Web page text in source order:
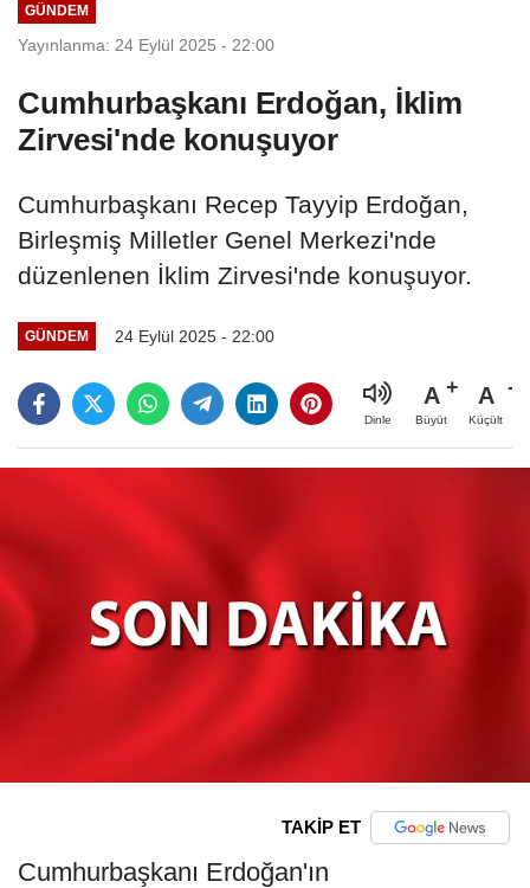
GÜNDEM
Yayınlanma: 24 Eylül 2025 - 22:00
Cumhurbaşkanı Erdoğan, İklim
Zirvesi'nde konuşuyor
Cumhurbaşkanı Recep Tayyip Erdoğan,
Birleşmiş Milletler Genel Merkezi'nde
düzenlenen İklim Zirvesi'nde konuşuyor.
GÜNDEM 24 Eylül 2025 - 22:00
Dinle
A
Büyüt
A
Küçült
TAKİP ET
Cumhurbaşkanı Erdoğan'ın